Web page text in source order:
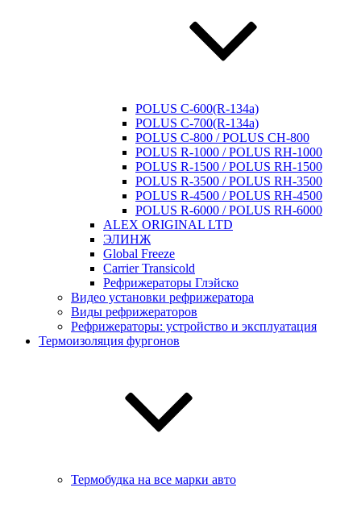
POLUS C-600(R-134a)
POLUS C-700(R-134a)
POLUS C-800 / POLUS CH-800
POLUS R-1000 / POLUS RH-1000
POLUS R-1500 / POLUS RH-1500
POLUS R-3500 / POLUS RH-3500
POLUS R-4500 / POLUS RH-4500
POLUS R-6000 / POLUS RH-6000
ALEX ORIGINAL LTD
ЭЛИНЖ
Global Freeze
Carrier Transicold
Рефрижераторы Глэйско
Видео установки рефрижератора
Виды рефрижераторов
Рефрижераторы: устройство и эксплуатация
Термоизоляция фургонов
Термобудка на все марки авто